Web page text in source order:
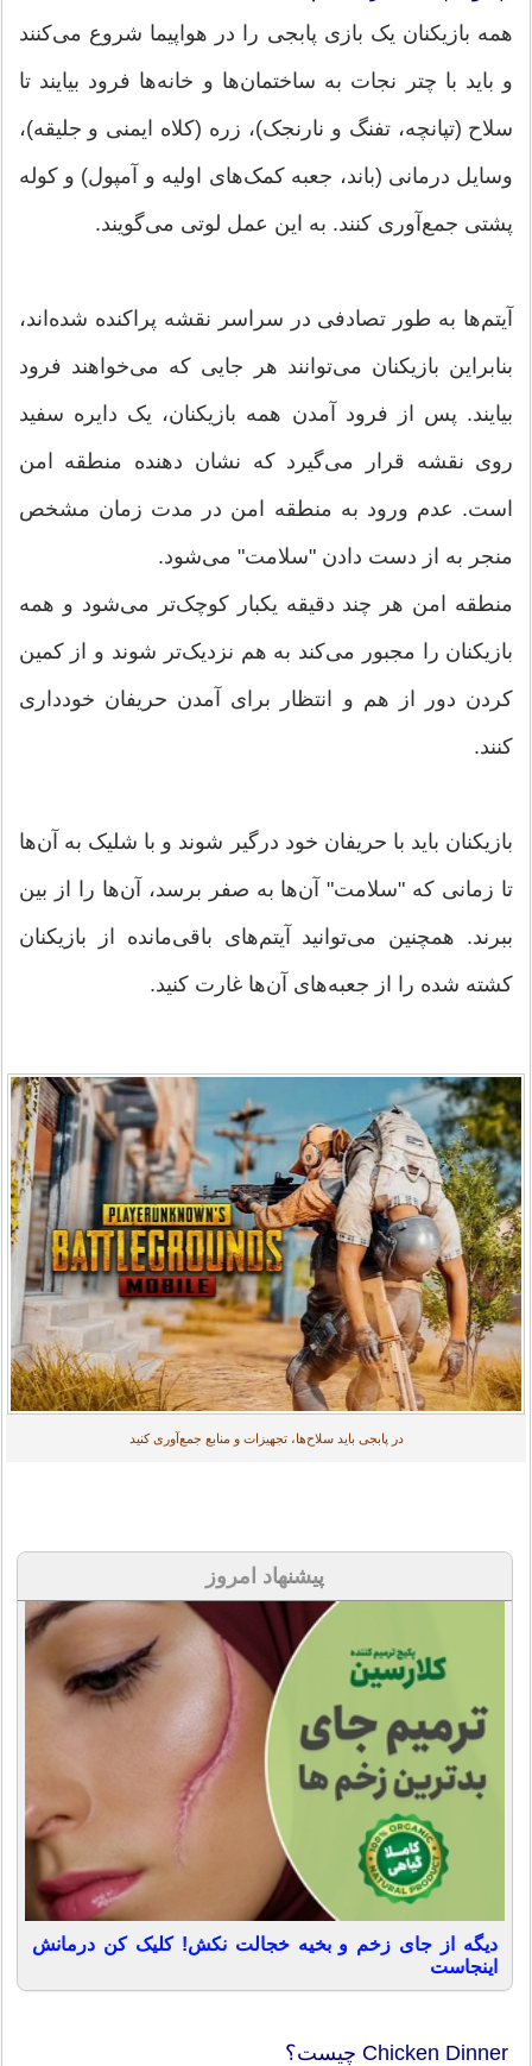
همه بازیکنان یک بازی پابجی را در هواپیما شروع می‌کنند
و باید با چتر نجات به ساختمان‌ها و خانه‌ها فرود بیایند تا
سلاح (تپانچه، تفنگ و نارنجک)، زره (کلاه ایمنی و جلیقه)،
وسایل درمانی (باند، جعبه کمک‌های اولیه و آمپول) و کوله
پشتی جمع‌آوری کنند. به این عمل لوتی می‌گویند.
آیتم‌ها به طور تصادفی در سراسر نقشه پراکنده شده‌اند،
بنابراین بازیکنان می‌توانند هر جایی که می‌خواهند فرود
بیایند. پس از فرود آمدن همه بازیکنان، یک دایره سفید
روی نقشه قرار می‌گیرد که نشان دهنده منطقه امن
است. عدم ورود به منطقه امن در مدت زمان مشخص
منجر به از دست دادن "سلامت" می‌شود.
منطقه امن هر چند دقیقه یکبار کوچک‌تر می‌شود و همه
بازیکنان را مجبور می‌کند به هم نزدیک‌تر شوند و از کمین
کردن دور از هم و انتظار برای آمدن حریفان خودداری
کنند.
بازیکنان باید با حریفان خود درگیر شوند و با شلیک به آن‌ها
تا زمانی که "سلامت" آن‌ها به صفر برسد، آن‌ها را از بین
ببرند. همچنین می‌توانید آیتم‌های باقی‌مانده از بازیکنان
کشته شده را از جعبه‌های آن‌ها غارت کنید.
در پابجی باید سلاح‌ها، تجهیزات و منابع جمع‌آوری کنید
پیشنهاد امروز
دیگه از جای زخم و بخیه خجالت نکش! کلیک کن درمانش
اینجاست
Chicken Dinner چیست؟